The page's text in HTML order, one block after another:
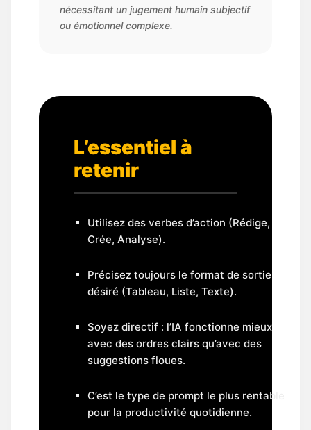
nécessitant un jugement humain subjectif
ou émotionnel complexe.
L’essentiel à
retenir
Utilisez des verbes d’action (Rédige,
Crée, Analyse).
Précisez toujours le format de sortie
désiré (Tableau, Liste, Texte).
Soyez directif : l’IA fonctionne mieux
avec des ordres clairs qu’avec des
suggestions floues.
C’est le type de prompt le plus rentable
pour la productivité quotidienne.